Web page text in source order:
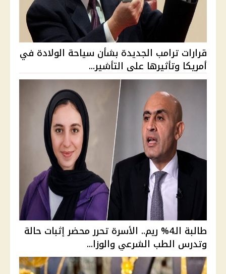
قرارات ترامب الجديدة بشأن سياحة الولادة في
أمريكا وتأثيرها على التأشير...
طالبة الـ4% ريم.. الأسرة تحرر محضر إثبات حالة
وتدرس الطب الشرعي والوزا...